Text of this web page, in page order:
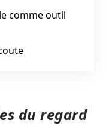
comme outil
du regard